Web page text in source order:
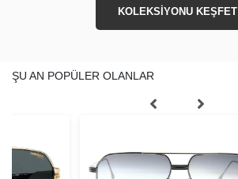
KOLEKSİYONU KEŞFET
ŞU AN POPÜLER OLANLAR